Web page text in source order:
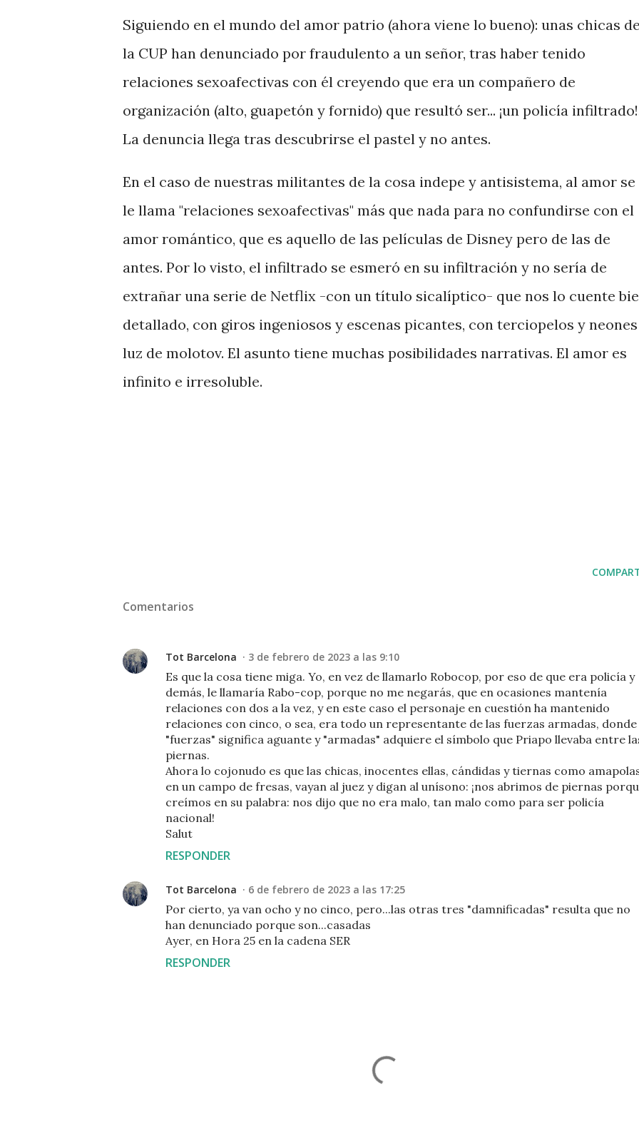
Siguiendo en el mundo del amor patrio (ahora viene lo bueno): unas chicas de
la CUP han denunciado por fraudulento a un señor, tras haber tenido
relaciones sexoafectivas con él creyendo que era un compañero de
organización (alto, guapetón y fornido) que resultó ser... ¡un policía
La denuncia llega tras descubrirse el pastel y no antes.
En el caso de nuestras militantes de la cosa indepe y antisistema, al amor se
le llama "relaciones sexoafectivas" más que nada para no confundirse con el
amor romántico, que es aquello de las películas de Disney pero de las de
antes. Por lo visto, el infiltrado se esmeró en su infiltración y no sería de
extrañar una serie de Netflix -con un título sicalíptico- que nos lo cuente
detallado, con giros ingeniosos y escenas picantes, con terciopelos y
luz de molotov. El asunto tiene muchas posibilidades narrativas. El amor es
infinito e irresoluble.
Comentarios
Tot Barcelona 3 de febrero de 2023 a las 9:10
Es que la cosa tiene miga. Yo, en vez de llamarlo Robocop, por eso de que era policía y
demás, le llamaría Rabo-cop, porque no me negarás, que en ocasiones mantenía
relaciones con dos a la vez, y en este caso el personaje en cuestión ha mantenido
relaciones con cinco, o sea, era todo un representante de las fuerzas armadas, donde
"fuerzas" significa aguante y "armadas" adquiere el símbolo que Priapo llevaba entre
piernas.
Ahora lo cojonudo es que las chicas, inocentes ellas, cándidas y tiernas como
en un campo de fresas, vayan al juez y digan al unísono: ¡nos abrimos de piernas
creímos en su palabra: nos dijo que no era malo, tan malo como para ser policía
nacional!
Salut
RESPONDER
Tot Barcelona 6 de febrero de 2023 a las 17:25
Por cierto, ya van ocho y no cinco, pero...las otras tres "damnificadas" resulta que no
han denunciado porque son...casadas
Ayer, en Hora 25 en la cadena SER
RESPONDER